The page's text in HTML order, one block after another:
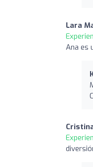
Lara
Ana es